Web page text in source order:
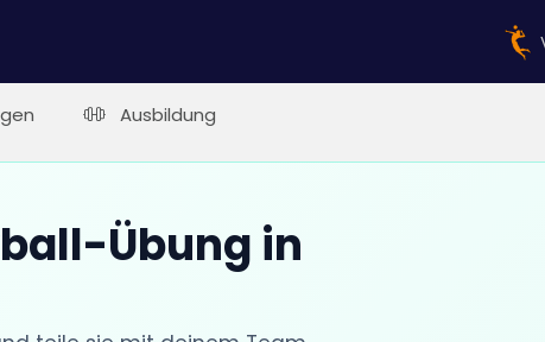
Ausbildung
Übung in